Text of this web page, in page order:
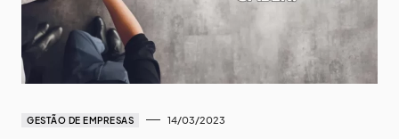
GESTÃO DE EMPRESAS 14/03/2023